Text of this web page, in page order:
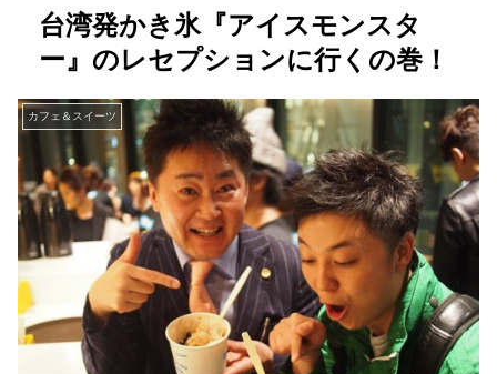
台湾発かき氷『アイスモンスタ
ー』のレセプションに行くの巻！
カフェ＆スイーツ